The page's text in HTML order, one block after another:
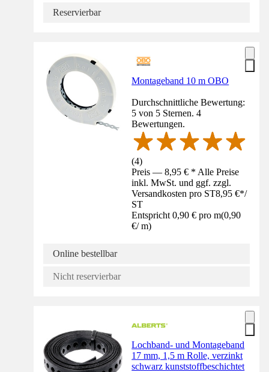
Reservierbar
Montageband 10 m OBO
Durchschnittliche Bewertung:
5 von 5 Sternen. 4
Bewertungen.
(4)
Preis — 8,95 € * Alle Preise
inkl. MwSt. und ggf. zzgl.
Versandkosten pro ST8,95 €*/
ST
Entspricht 0,90 € pro m(0,90
€/ m)
Online bestellbar
Nicht reservierbar
Lochband- und Montageband
17 mm, 1,5 m Rolle, verzinkt
schwarz kunststoffbeschichtet